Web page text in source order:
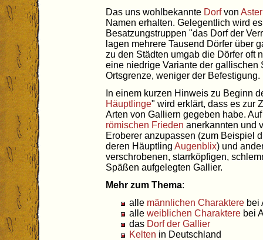
Das uns wohlbekannte Dorfvon
Namen erhalten. Gelegentlich wird
Besatzungstruppen "das Dorf der
lagen mehrere Tausend Dörfer über
zu den Städten umgab die Dörfer oft
eine niedrige Variante der gallischen
Ortsgrenze, weniger der Befestigung.
In einem kurzen Hinweis zu Beginn
Häuptlinge" wird erklärt, dass es zur
Arten von Galliern gegeben habe.
römischen Frieden anerkannten und
Eroberer anzupassen (zum Beispiel
deren Häuptling Augenblix) und
verschrobenen, starrköpfigen,
Späßen aufgelegten Gallier.
Mehr zum Thema:
alle männlichen Charaktere bei
alle weiblichen Charaktere bei
das Dorf der Gallier
Kelten in Deutschland